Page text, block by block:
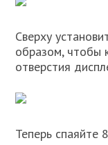
Сверху
образом, чтобы
отверстия
Теперь спаяйте